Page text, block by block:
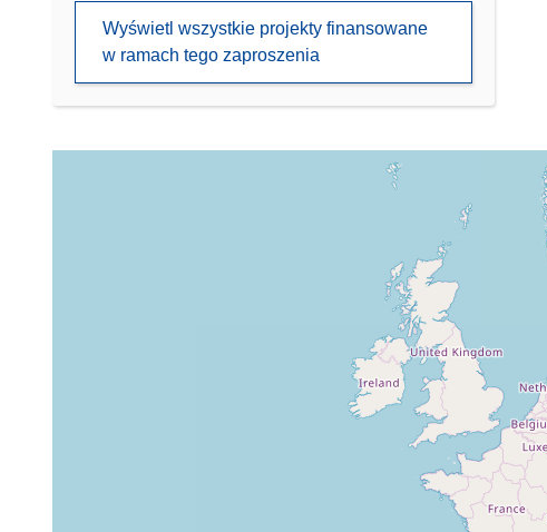
Wyświetl wszystkie projekty finansowane
w ramach tego zaproszenia